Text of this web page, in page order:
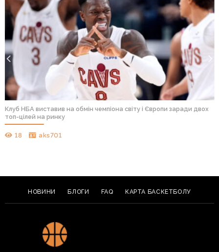
Клуб НБА виставив на обмін чемпіона світу і Європи заради двох
топ-цілей на ринку
18 aks701
НОВИНИ БЛОГИ FAQ КАРТА БАСКЕТБОЛУ